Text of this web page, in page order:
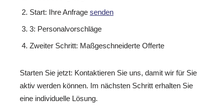
Start: Ihre Anfrage senden
3: Personalvorschläge
Zweiter Schritt: Maßgeschneiderte Offerte
Starten Sie jetzt: Kontaktieren Sie uns, damit wir für Sie
aktiv werden können. Im nächsten Schritt erhalten Sie
eine individuelle Lösung.